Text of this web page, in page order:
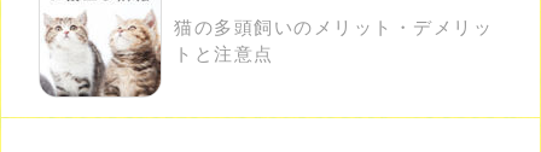
猫の多頭飼いのメリット・デメリッ
トと注意点